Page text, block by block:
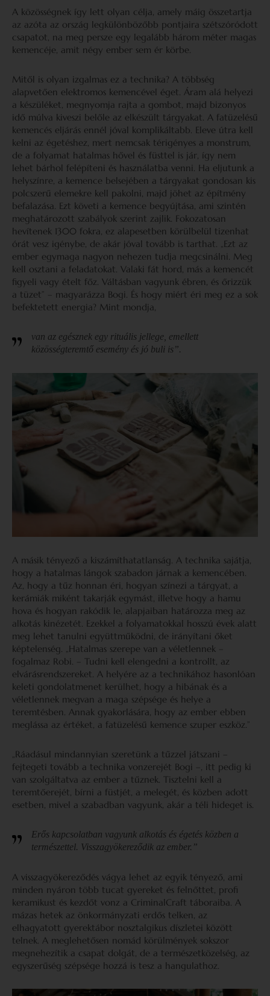
A közösségnek így lett olyan célja, amely máig összetartja
az azóta az ország legkülönbözőbb pontjaira szétszóródott
csapatot, na meg persze egy legalább három méter magas
kemencéje, amit négy ember sem ér körbe.
Mitől is olyan izgalmas ez a technika? A többség
alapvetően elektromos kemencével éget. Áram alá helyezi
a készüléket, megnyomja rajta a gombot, majd bizonyos
idő múlva kiveszi belőle az elkészült tárgyakat. A fatüzelésű
kemencés eljárás ennél jóval komplikáltabb. Eleve útra kell
kelni az égetéshez, mert nemcsak térigényes a monstrum,
de a folyamat hatalmas hővel és füsttel is jár, így nem
lehet bárhol felépíteni és használatba venni. Ha eljutunk a
helyszínre, a kemence belsejében a tárgyakat gondosan kis
polcszerű elemekre kell pakolni, majd jöhet az építmény
befalazása. Ezt követi a kemence begyújtása, ami szintén
meghatározott szabályok szerint zajlik. Fokozatosan
hevítenek 1300 fokra, ez alapesetben körülbelül tizenhat
órát vesz igénybe, de akár jóval tovább is tarthat. „Ezt az
ember egymaga nagyon nehezen tudja megcsinálni. Meg
kell osztani a feladatokat. Valaki fát hord, más a kemencét
figyeli vagy ételt főz. Váltásban vagyunk ébren, és őrizzük
a tüzet” – magyarázza Bogi. És hogy miért éri meg ez a sok
befektetett energia? Mint mondja,
van az egésznek egy rituális jellege, emellett
közösségteremtő esemény és jó buli is”.
A másik tényező a kiszámíthatatlanság. A technika sajátja,
hogy a hatalmas lángok szabadon járnak a kemencében.
Az, hogy a tűz honnan éri, hogyan színezi a tárgyat, a
kerámiák miként takarják egymást, illetve hogy a hamu
hova és hogyan rakódik le, alapjaiban határozza meg az
alkotás kinézetét. Ezekkel a folyamatokkal hosszú évek alatt
meg lehet tanulni együttműködni, de irányítani őket
képtelenség. „Hatalmas szerepe van a véletlennek –
fogalmaz Robi. – Tudni kell elengedni a kontrollt, az
elvárásrendszereket. A helyére az a technikához hasonlóan
keleti gondolatmenet kerülhet, hogy a hibának és a
véletlennek megvan a maga szépsége és helye a
teremtésben. Annak gyakorlására, hogy az ember ebben
meglássa az értéket, a fatüzelésű kemence szuper eszköz.”
„Ráadásul mindannyian szeretünk a tűzzel játszani –
fejtegeti tovább a technika vonzerejét Bogi –, itt pedig ki
van szolgáltatva az ember a tűznek. Tisztelni kell a
teremtőerejét, bírni a füstjét, a melegét, és közben adott
esetben, mivel a szabadban vagyunk, akár a téli hideget is.
Erős kapcsolatban vagyunk alkotás és égetés közben a
természettel. Visszagyökereződik az ember.”
A visszagyökereződés vágya lehet az egyik tényező, ami
minden nyáron több tucat gyereket és felnőttet, profi
keramikust és kezdőt vonz a CriminalCraft táboraiba. A
mázas hetek az önkormányzati erdős telken, az
elhagyatott gyerektábor nosztalgikus díszletei között
telnek. A meglehetősen nomád körülmények sokszor
megnehezítik a csapat dolgát, de a természetközelség, az
egyszerűség szépsége hozzá is tesz a hangulathoz.